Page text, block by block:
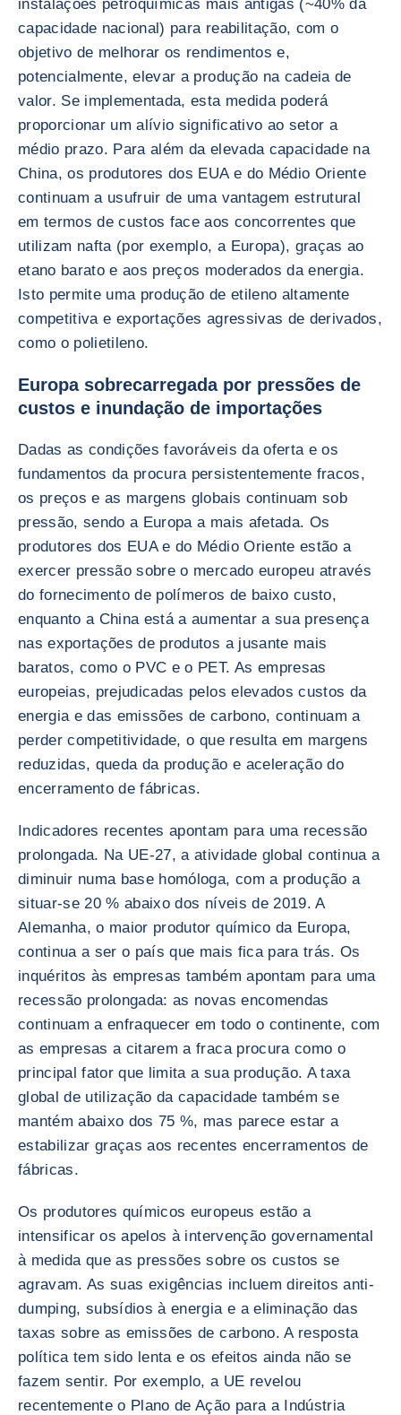
instalações petroquímicas mais antigas (~40% da
capacidade nacional) para reabilitação, com o
objetivo de melhorar os rendimentos e,
potencialmente, elevar a produção na cadeia de
valor. Se implementada, esta medida poderá
proporcionar um alívio significativo ao setor a
médio prazo. Para além da elevada capacidade na
China, os produtores dos EUA e do Médio Oriente
continuam a usufruir de uma vantagem estrutural
em termos de custos face aos concorrentes que
utilizam nafta (por exemplo, a Europa), graças ao
etano barato e aos preços moderados da energia.
Isto permite uma produção de etileno altamente
competitiva e exportações agressivas de derivados,
como o polietileno.
Europa sobrecarregada por pressões de
custos e inundação de importações
Dadas as condições favoráveis da oferta e os
fundamentos da procura persistentemente fracos,
os preços e as margens globais continuam sob
pressão, sendo a Europa a mais afetada. Os
produtores dos EUA e do Médio Oriente estão a
exercer pressão sobre o mercado europeu através
do fornecimento de polímeros de baixo custo,
enquanto a China está a aumentar a sua presença
nas exportações de produtos a jusante mais
baratos, como o PVC e o PET. As empresas
europeias, prejudicadas pelos elevados custos da
energia e das emissões de carbono, continuam a
perder competitividade, o que resulta em margens
reduzidas, queda da produção e aceleração do
encerramento de fábricas.
Indicadores recentes apontam para uma recessão
prolongada. Na UE-27, a atividade global continua a
diminuir numa base homóloga, com a produção a
situar-se 20 % abaixo dos níveis de 2019. A
Alemanha, o maior produtor químico da Europa,
continua a ser o país que mais fica para trás. Os
inquéritos às empresas também apontam para uma
recessão prolongada: as novas encomendas
continuam a enfraquecer em todo o continente, com
as empresas a citarem a fraca procura como o
principal fator que limita a sua produção. A taxa
global de utilização da capacidade também se
mantém abaixo dos 75 %, mas parece estar a
estabilizar graças aos recentes encerramentos de
fábricas.
Os produtores químicos europeus estão a
intensificar os apelos à intervenção governamental
à medida que as pressões sobre os custos se
agravam. As suas exigências incluem direitos anti-
dumping, subsídios à energia e a eliminação das
taxas sobre as emissões de carbono. A resposta
política tem sido lenta e os efeitos ainda não se
fazem sentir. Por exemplo, a UE revelou
recentemente o Plano de Ação para a Indústria